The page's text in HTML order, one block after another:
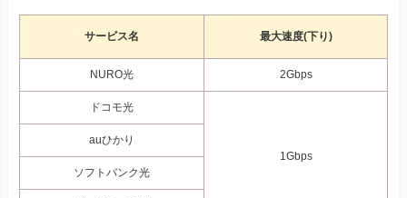
サービス名 最大速度(下り)
NURO光 2Gbps
ドコモ光
1Gbps
auひかり
ソフトバンク光